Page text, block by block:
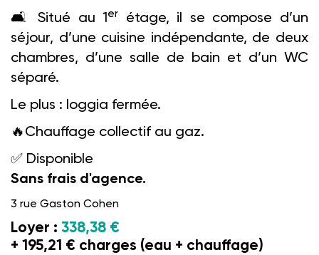
🛋️️ Situé au 1er
étage, il se compose d’un
séjour, d’une cuisine indépendante, de deux
chambres, d’une salle de bain et d’un WC
séparé.
Le plus : loggia fermée.
🔥 Chauffage collectif au gaz.
✅ Disponible
Sans frais d'agence.
3 rue Gaston Cohen
Loyer : 338,38 €
+ 195,21 € charges (eau + chauffage)